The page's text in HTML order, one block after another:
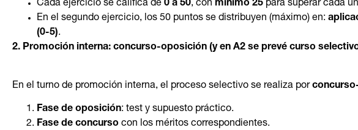
Cada ejercicio se califica de 0 a 50, con mínimo 25 para superar cada
En el segundo ejercicio, los 50 puntos se distribuyen (máximo) en:
(0-5).
2. Promoción interna: concurso-oposición (y en A2 se prevé curso
En el turno de promoción interna, el proceso selectivo se realiza por
Fase de oposición: test y supuesto práctico.
Fase de concurso con los méritos correspondientes.